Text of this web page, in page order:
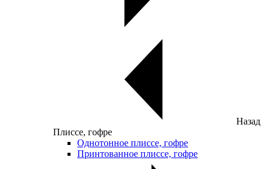
Назад
Плиссе, гофре
Однотонное плиссе, гофре
Принтованное плиссе, гофре